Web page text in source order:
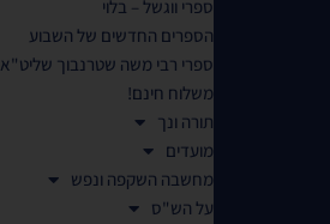
ספרי ווגשל – בלוי
הספרים החדשים של השבוע
ספרי רבי משה שטרנבוך שליט"א
משלוח חינם!
תורה ונך
מועדים
מחשבה השקפה ונפש
על הש"ס